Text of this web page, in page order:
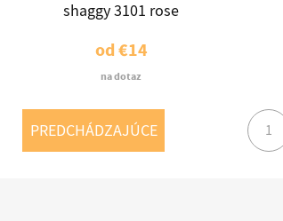
shaggy 3101 rose
od€14
na dotaz
PREDCHÁDZAJÚCE 1